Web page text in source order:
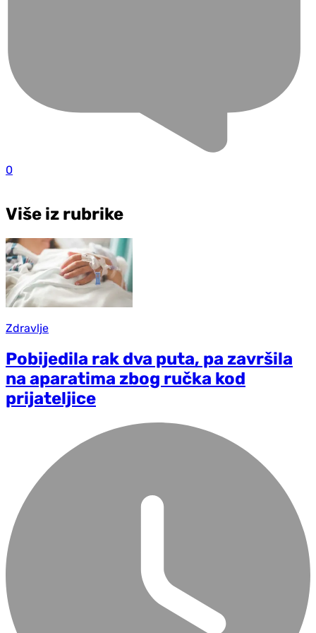
0
Više iz rubrike
Zdravlje
Pobijedila rak dva puta, pa završila
na aparatima zbog ručka kod
prijateljice